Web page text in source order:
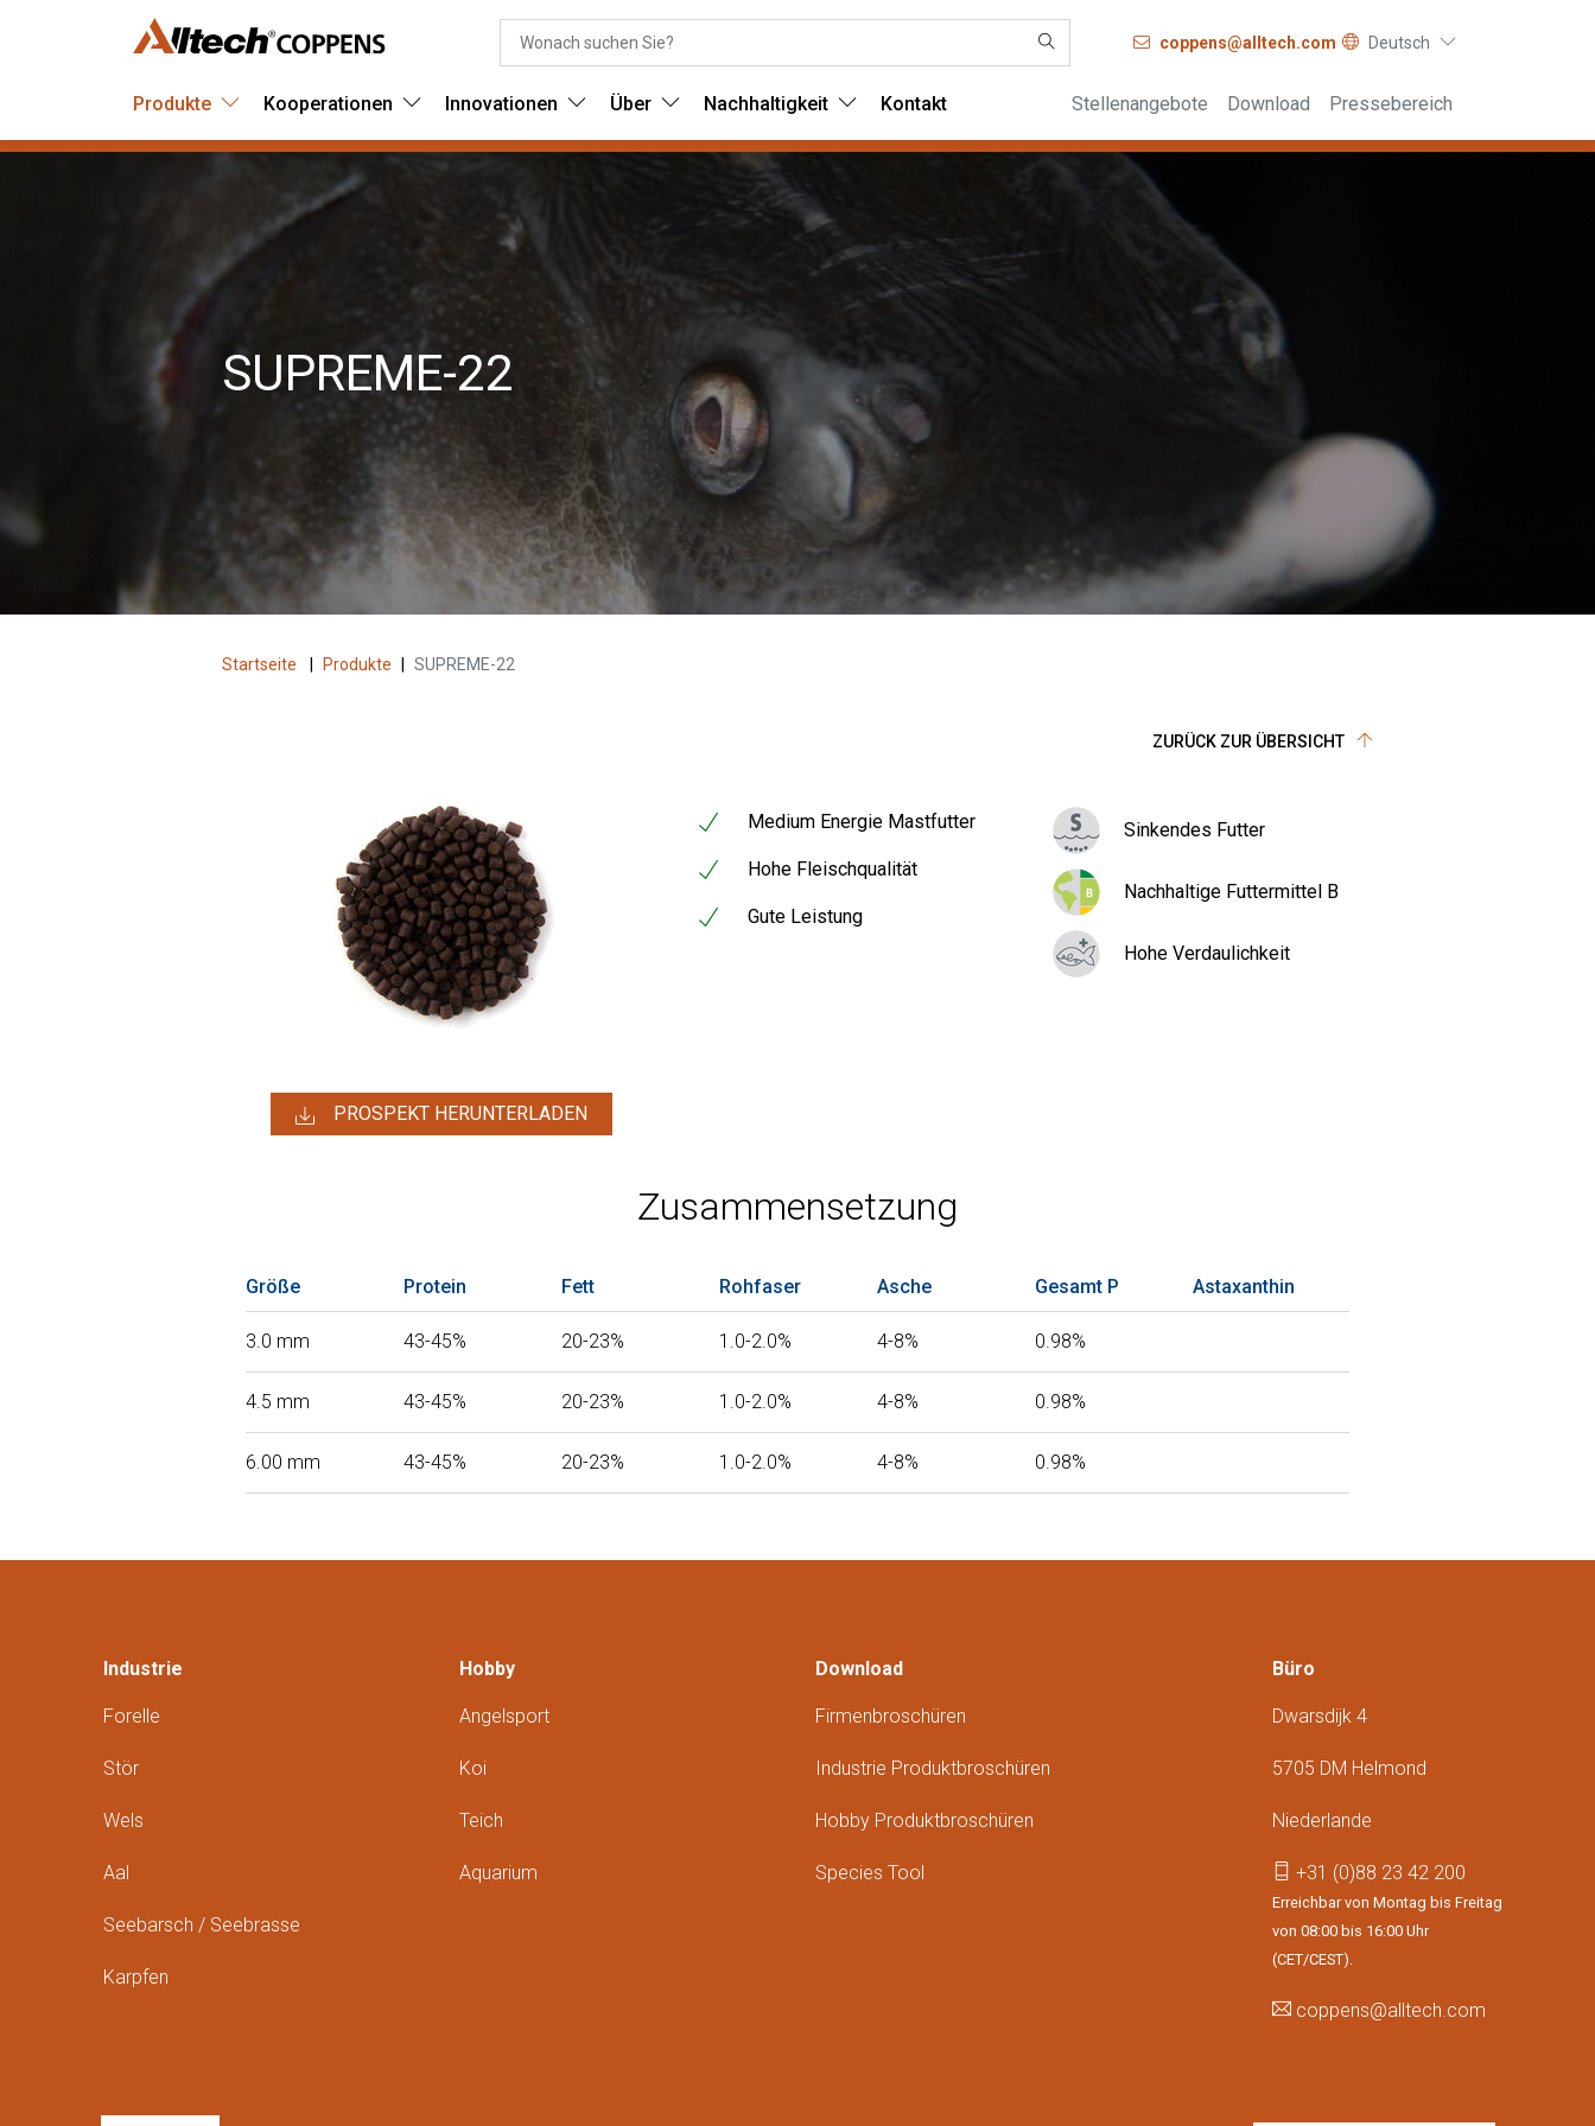
coppens@alltech.com Deutsch
Produkte Kooperationen Innovationen Über Nachhaltigkeit Kontakt Stellenangebote Download Pressebereich
SUPREME-22
Startseite Produkte SUPREME-22
ZURÜCK ZUR ÜBERSICHT
PROSPEKT HERUNTERLADEN
Medium Energie Mastfutter
Hohe Fleischqualität
Gute Leistung
Sinkendes Futter
Nachhaltige Futtermittel B
Hohe Verdaulichkeit
Zusammensetzung
Größe Protein Fett Rohfaser Asche Gesamt P Astaxanthin
3.0 mm 43-45% 20-23% 1.0-2.0% 4-8% 0.98%
4.5 mm 43-45% 20-23% 1.0-2.0% 4-8% 0.98%
6.00 mm 43-45% 20-23% 1.0-2.0% 4-8% 0.98%
Industrie
Forelle
Stör
Wels
Aal
Seebarsch / Seebrasse
Karpfen
Hobby
Angelsport
Koi
Teich
Aquarium
Download
Firmenbroschüren
Industrie Produktbroschüren
Hobby Produktbroschüren
Species Tool
Büro
Dwarsdijk 4
5705 DM Helmond
Niederlande
+31 (0)88 23 42 200
Erreichbar von Montag bis Freitag
von 08:00 bis 16:00 Uhr
(CET/CEST).
coppens@alltech.com